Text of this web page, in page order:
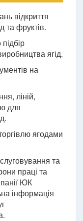
відкриття
та фруктів.
ягід.
на
ліній,
для
ягодами
та
праці та
ЮК
інформація